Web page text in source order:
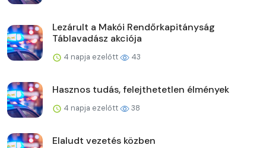
Lezárult a Makói Rendőrkapitányság
Táblavadász akciója
4 napja ezelőtt 43
Hasznos tudás, felejthetetlen élmények
4 napja ezelőtt 38
Elaludt vezetés közben